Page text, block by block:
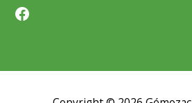
Facebook